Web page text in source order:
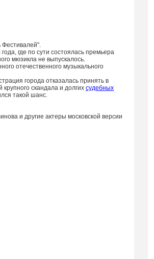
Фестивалей".
где по сути состоялась премьера
мюзикла не выпускалось.
отечественного музыкального
города отказалась принять в
скандала и долгих судебных
такой шанс.
и другие актеры московской версии